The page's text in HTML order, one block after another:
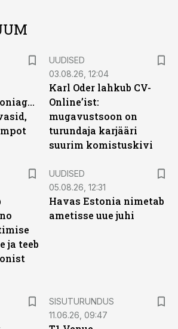
UUDISED
03.08.26, 12:04
Karl Oder lahkub CV-
Online’ist:
mugavustsoon on
turundaja karjääri
suurim komistuskivi
ja teeb
UUDISED
05.08.26, 12:31
Havas Estonia nimetab
ametisse uue juhi
SISUTURUNDUS
11.06.26, 09:47